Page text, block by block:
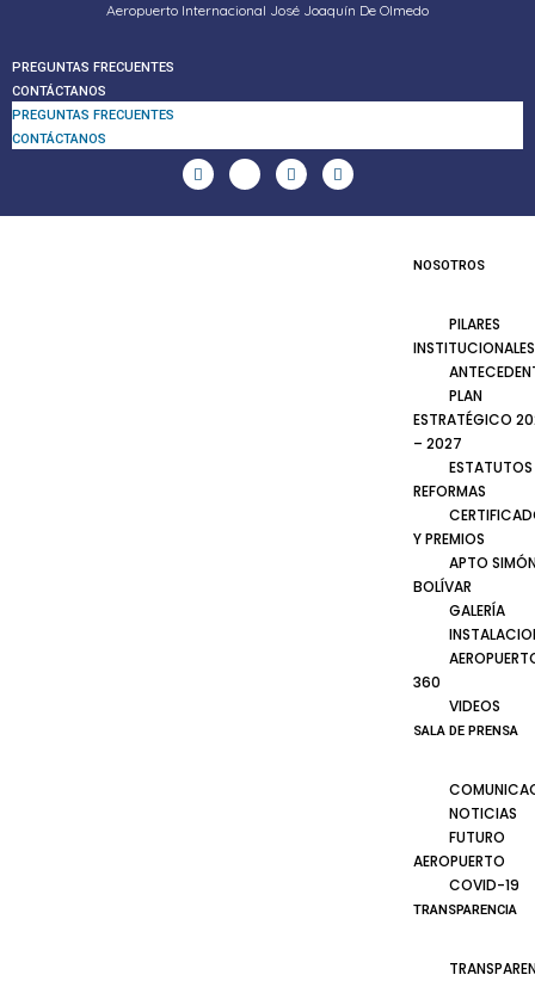
Aeropuerto Internacional José Joaquín De Olmedo
PREGUNTAS FRECUENTES
CONTÁCTANOS
PREGUNTAS FRECUENTES
CONTÁCTANOS
NOSOTROS
PILARES
INSTITUCIONALES
PLAN
ESTRATÉGICO
– 2027
ESTATUTOS
REFORMAS
Y PREMIOS
APTO
BOLÍVAR
GALERÍA
360
VIDEOS
SALA DE PRENSA
NOTICIAS
FUTURO
AEROPUERTO
COVID-19
TRANSPARENCIA